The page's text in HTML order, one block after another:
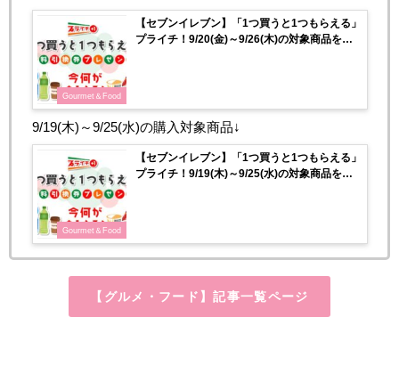
Gourmet＆Food
【セブンイレブン】「1つ買うと1つもらえる」
プライチ！9/20(金)～9/26(木)の対象商品をチ
9/19(木)～9/25(水)の購入対象商品↓
Gourmet＆Food
【セブンイレブン】「1つ買うと1つもらえる」
プライチ！9/19(木)～9/25(水)の対象商品をチ
【グルメ・フード】記事一覧ページ